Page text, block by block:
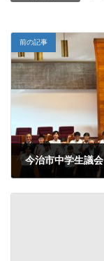
前の記事
今治市中学生議会